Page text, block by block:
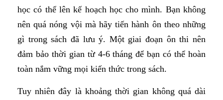
học có thể lên kế hoạch học cho mình. Bạn không
nên quá nóng vội mà hãy tiến hành ôn theo những
gì trong sách đã lưu ý. Một giai đoạn ôn thi nên
đảm bảo thời gian từ 4-6 tháng để bạn có thể hoàn
toàn nắm vững mọi kiến thức trong sách.
Tuy nhiên đây là khoảng thời gian không quá dài